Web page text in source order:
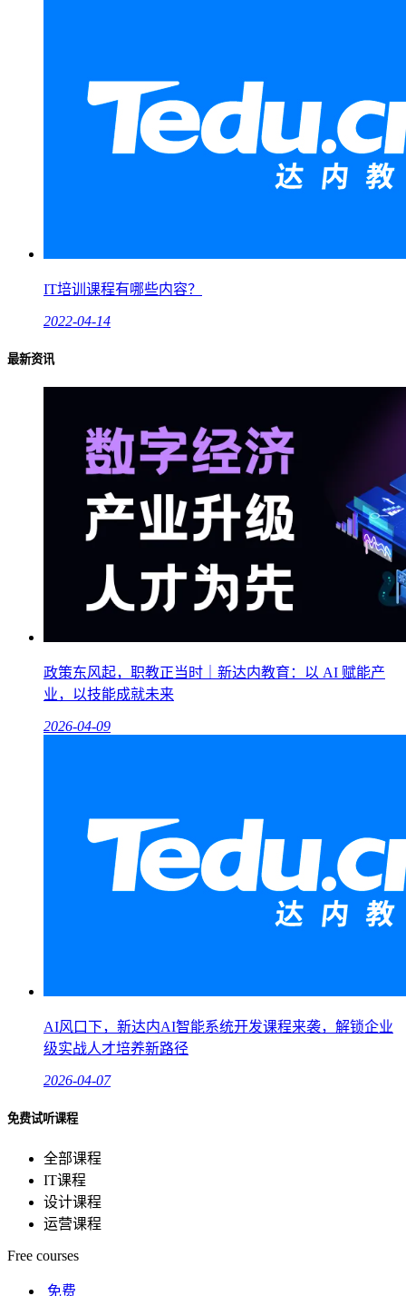
IT培训课程有哪些内容？
2022-04-14
最新资讯
政策东风起，职教正当时｜新达内教育：以 AI 赋能产
业，以技能成就未来
2026-04-09
AI风口下，新达内AI智能系统开发课程来袭，解锁企业
级实战人才培养新路径
2026-04-07
免费试听课程
全部课程
IT课程
设计课程
运营课程
Free courses
免费